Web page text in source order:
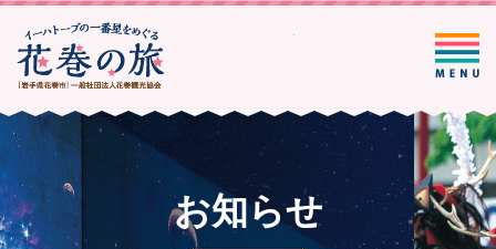
一般社団法人花巻観光協
お知らせ